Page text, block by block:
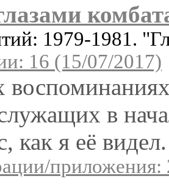
1979-1981.
16 (15/07/2017)
в
как я её видел.
приложения: